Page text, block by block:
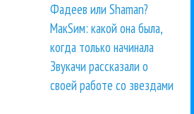
Фадеев или Shaman?
МакSим: какой она была,
когда только начинала
Звукачи рассказали о
своей работе со звездами